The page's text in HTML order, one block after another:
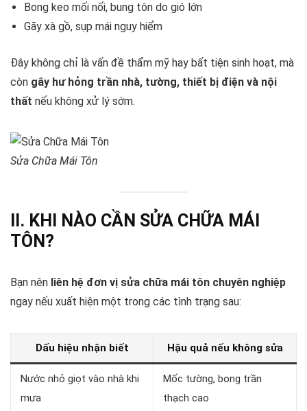
Bong keo mối nối, bung tôn do gió lớn
Gãy xà gồ, sụp mái nguy hiểm
Đây không chỉ là vấn đề thẩm mỹ hay bất tiện sinh hoạt, mà
còn gây hư hỏng trần nhà, tường, thiết bị điện và nội
thất nếu không xử lý sớm.
Sửa Chữa Mái Tôn
II. KHI NÀO CẦN SỬA CHỮA MÁI
TÔN?
Bạn nên liên hệ đơn vị sửa chữa mái tôn chuyên nghiệp
ngay nếu xuất hiện một trong các tình trạng sau:
Dấu hiệu nhận biết Hậu quả nếu không sửa
Nước nhỏ giọt vào nhà khi
mưa
Mốc tường, bong trần
thạch cao